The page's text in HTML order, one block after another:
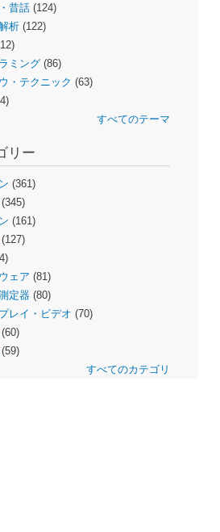
昔話(124)
析(122)
ミング(86)
・テクニック (63)
すべてのテーマ
リー
(361)
(161)
ェア (81)
定器(80)
レイ・ビデオ (70)
(60)
すべてのカテゴリ